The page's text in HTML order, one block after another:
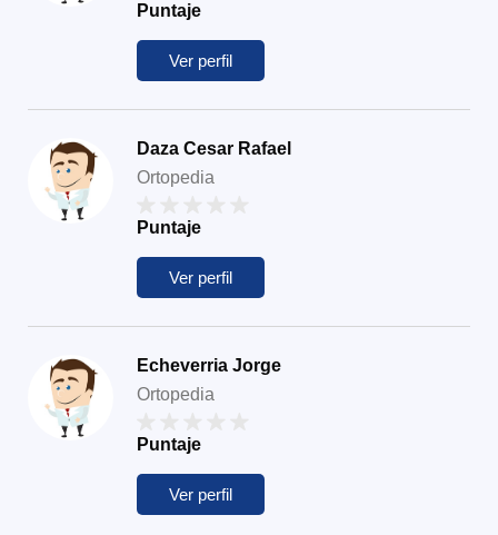
Puntaje
Ver perfil
Daza Cesar Rafael
Ortopedia
Puntaje
Ver perfil
Echeverria Jorge
Ortopedia
Puntaje
Ver perfil